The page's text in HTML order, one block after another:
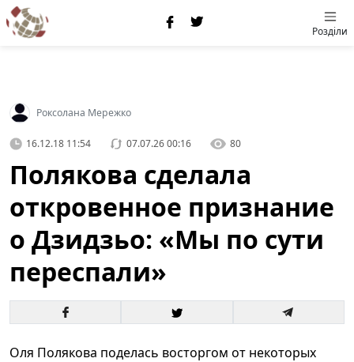
Розділи
Роксолана Мережко
16.12.18 11:54 07.07.26 00:16 80
Полякова сделала
откровенное признание
о Дзидзьо: «Мы по сути
переспали»
Оля Полякова поделась восторгом от некоторых